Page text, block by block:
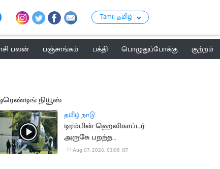
Tamil தமிழ்
பலன் பஞ்சாங்கம் பக்தி பொழுதுப்போக்கு
குற்றம்
நியூஸ்
தமிழ் நாடு
டிரம்பின் ஹெலிகாப்டர்
அருகே பறந்த
பயணிகள் விமானம்
Aug 07, 2026, 03:08 IST